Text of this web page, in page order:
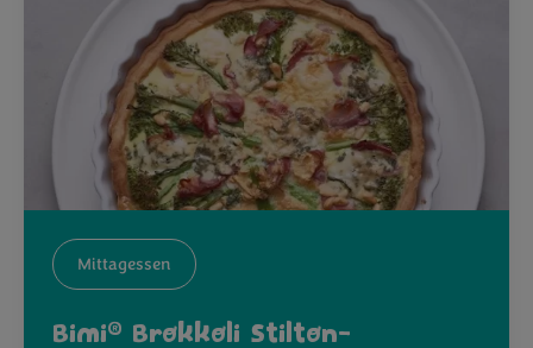
Mittagessen
Bimi® Brokkoli Stilton-